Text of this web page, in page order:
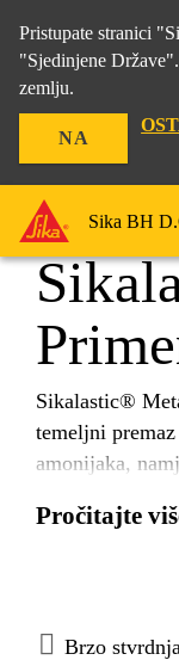
Pristupate stranici
"Sjedinjene
zemlju.
NA
Sika BH
...
Sikalastic®
temeljni
amonijaka,
hidroizolacijskih
Pročitajte
Brzo